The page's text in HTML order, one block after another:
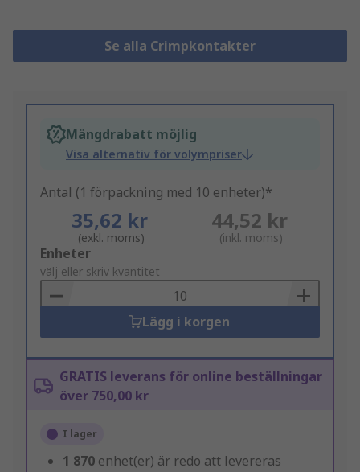
Se alla Crimpkontakter
Mängdrabatt möjlig
Visa alternativ för volympriser
Antal (1 förpackning med 10 enheter)*
35,62 kr
(exkl. moms)
44,52 kr
(inkl. moms)
Add
to
Basket
Enheter
välj eller skriv kvantitet
Lägg i korgen
GRATIS leverans för online beställningar
över 750,00 kr
I lager
1 870 enhet(er) är redo att levereras